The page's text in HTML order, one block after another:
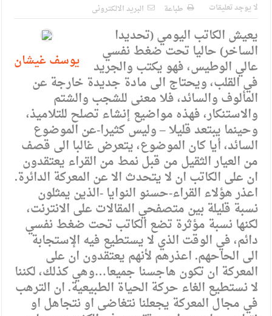
الإسلامية والمسيحية
الأمن يتلف 16 مليون حبة كبتاجون و1480 كغم مواد مخدرة
النواب يقر مشروع تعديل قانون الملكية العقارية
القاضي يلتقي رؤساء تحرير الصحف اليومية ويؤكد حرص مجلس
النواب على شراكة فاعلة مع الإعلام
دعوة المكلفين بخدمة العلم (الدفعة الثالثة) إلى مراجعة منصة خدمة
العلم
الملك يلتقي مجموعة من رفاق السلاح
الملك يتلقى اتصالا هاتفيا من العاهل البحريني
القاضي محمود أحمد فريحات.. مبارك ومزيدا من التوفيق
لا يوجد تعليقات طباعة البريد الالكترونى
يوسف غيشان
يعيش الكاتب اليومي (تحديدا
الساخر) حاليا تحت ضغط نفسي
عالي الوطيس، فهو يكتب والجريد
في القلب، ويحتاج الى مادة جديدة خارجة عن
المألوف والسائد، فلا معنى للشجب والشتم
والاستنكار، فهذه مواضيع إنشاء تصلح للتلاميذ،
وحينما يبتعد قليلا – وليس كثيرا-عن الموضوع
السائد، أيا كان الموضوع، يتعرض غالبا الى قصف
من العيار الثقيل من قبل نمط من القراء يعتقدون
ان على الكاتب ان لا يتحدث الا عن المعركة الدائرة.
اعذر هؤلاء القراء-حسنو النوايا -الذين يمثلون
نسبة قليلة بين متصفحي المقالات على الانترنت،
لكنها نسبة مؤثرة تضع الكاتب تحت ضغط نفسي
دائم، في الوقت الذي لا يستطيع فيه الإستجابة
الى الحاحهم. اعذرهم لأنهم يعتقدون ان على
المعركة ان تكون هاجسنا جميعا…وهي كذلك، لكننا
لا نستطيع الغاء حركة الحياة الطبيعية. ان الترهب
في مجال المعركة يجعلنا نتغاضى او نتجاهل او